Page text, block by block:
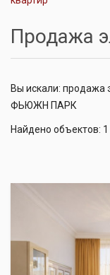
Продажа
Вы искали: продажа
ФЬЮЖН ПАРК
Найдено объектов: 1